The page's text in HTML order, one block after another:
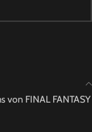
von FINAL FANTASY